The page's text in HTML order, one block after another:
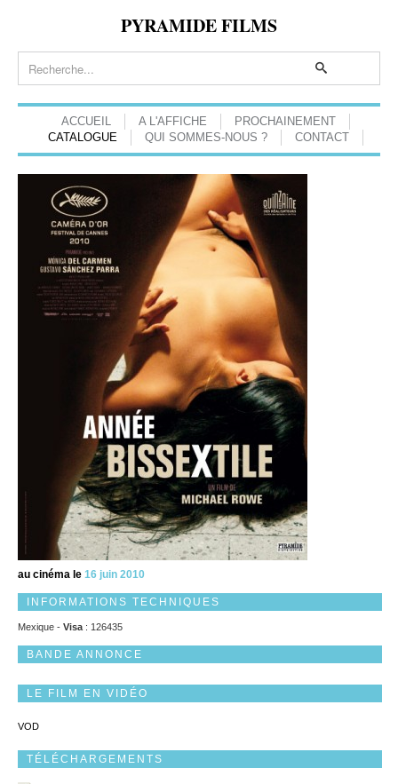
PYRAMIDE FILMS
ACCUEIL A L'AFFICHE
PROCHAINEMENT
CATALOGUE
QUI SOMMES-NOUS ? CONTACT
au cinéma le 16 juin 2010
INFORMATIONS TECHNIQUES
Mexique - Visa : 126435
BANDE ANNONCE
LE FILM EN VIDÉO
VOD
TÉLÉCHARGEMENTS